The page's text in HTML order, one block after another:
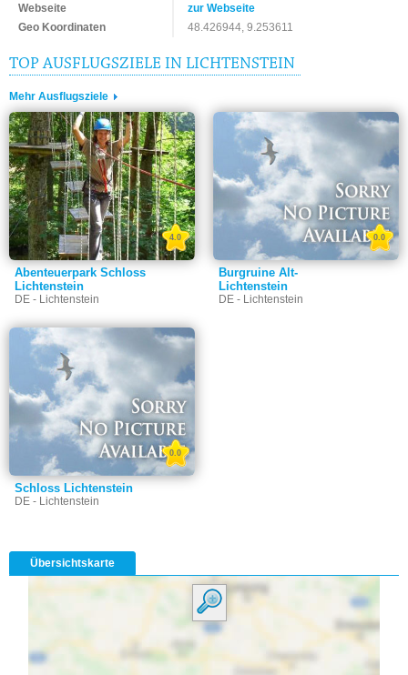
Webseite
zur Webseite
Geo Koordinaten
48.426944, 9.253611
TOP AUSFLUGSZIELE IN LICHTENSTEIN
Mehr Ausflugsziele
Abenteuerpark Schloss
Lichtenstein
DE - Lichtenstein
4.0
Burgruine Alt-
Lichtenstein
DE - Lichtenstein
0.0
Schloss Lichtenstein
DE - Lichtenstein
0.0
Übersichtskarte